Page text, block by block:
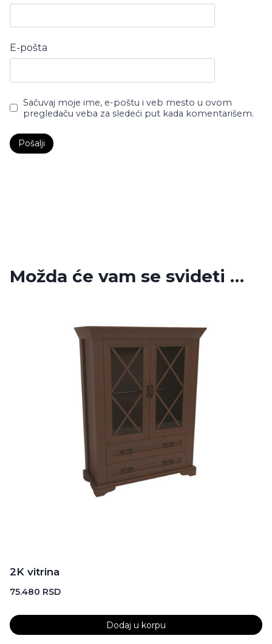
E-pošta
Sačuvaj moje ime, e-poštu i veb mesto u ovom
pregledaču veba za sledeći put kada komentarišem.
Možda će vam se svideti …
2K vitrina
75.480 RSD
Dodaj u korpu